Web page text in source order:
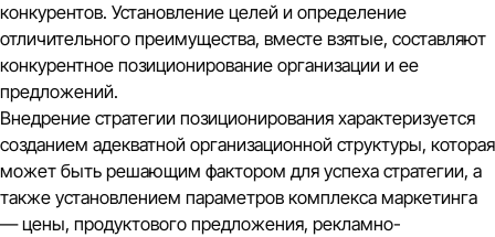
конкурентов. Установление целей и определение
отличительного преимущества, вместе взятые, составляют
конкурентное позиционирование организации и ее
предложений.
Внедрение стратегии позиционирования характеризуется
созданием адекватной организационной структуры, которая
может быть решающим фактором для успеха стратегии, а
также установлением параметров комплекса маркетинга
— цены, продуктового предложения, рекламно-